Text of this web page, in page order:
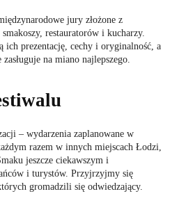
jury złożone z
restauratorów i kucharzy.
ich prezentację, cechy i oryginalność, a
na miano najlepszego.
– wydarzenia zaplanowane w
razem w innych miejscach Łodzi,
jeszcze ciekawszym i
i turystów. Przyjrzyjmy się
gromadzili się odwiedzający.